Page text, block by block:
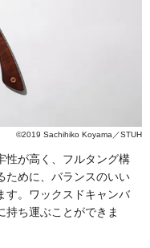
©2019 Sachihiko Koyama／STUH
性が高く、フルタング構
ために、バランスのいい
す。ワックスドキャンバ
持ち運ぶことができま